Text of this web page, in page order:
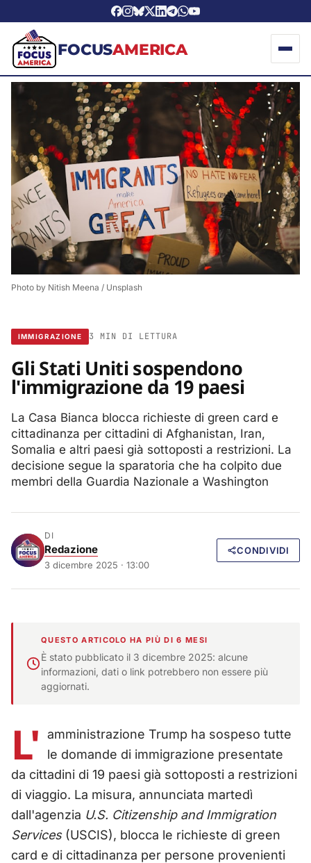
FOCUSAMERICA
Photo by Nitish Meena / Unsplash
IMMIGRAZIONE 3 MIN DI LETTURA
Gli Stati Uniti sospendono
l'immigrazione da 19 paesi
La Casa Bianca blocca richieste di green card e
cittadinanza per cittadini di Afghanistan, Iran,
Somalia e altri paesi già sottoposti a restrizioni. La
decisione segue la sparatoria che ha colpito due
membri della Guardia Nazionale a Washington
DI
Redazione
3 dicembre 2025 · 13:00
CONDIVIDI
QUESTO ARTICOLO HA PIÙ DI 6 MESI
È stato pubblicato il 3 dicembre 2025: alcune
informazioni, dati o link potrebbero non essere più
aggiornati.
L'
amministrazione Trump ha sospeso tutte
le domande di immigrazione presentate
da cittadini di 19 paesi già sottoposti a restrizioni
di viaggio. La misura, annunciata martedì
dall'agenzia U.S. Citizenship and Immigration
Services(USCIS), blocca le richieste di green
card e di cittadinanza per persone provenienti